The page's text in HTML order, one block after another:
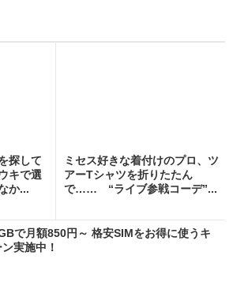
探して
キで選
か...
ミセス好きな着付けのプロ、ツ
アーTシャツを折りたたん
で…… “ライブ参戦コーデ”...
で月額850円～ 格安SIMをお得に使うキ
実施中！